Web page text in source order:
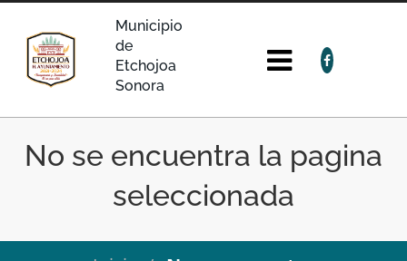
Municipio
de
Etchojoa
Sonora
No se encuentra la pagina
seleccionada